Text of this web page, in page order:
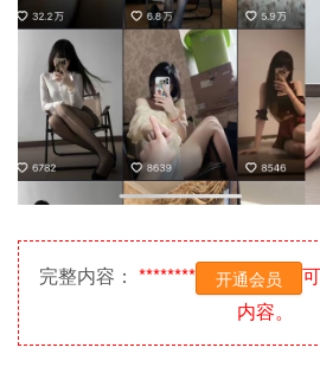
完整内容： ******** 开通会员
内容。